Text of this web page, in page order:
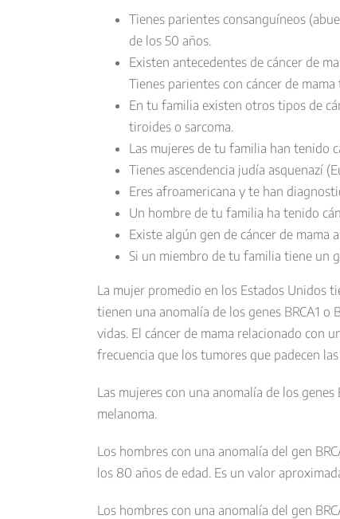
Tienes parientes consanguíneos
de los 50 años.
Existen antecedentes de cáncer de
Tienes parientes con cáncer de
En tu familia existen otros tipos de
tiroides o sarcoma.
Las mujeres de tu familia han tenido
Tienes ascendencia judía asquenazí
Eres afroamericana y te han
Un hombre de tu familia ha tenido
Existe algún gen de cáncer de mama
Si un miembro de tu familia tiene un
La mujer promedio en los Estados Unidos
tienen una anomalía de los genes BRCA1
vidas. El cáncer de mama relacionado con
frecuencia que los tumores que padecen
Las mujeres con una anomalía de los
melanoma.
Los hombres con una anomalía del gen
los 80 años de edad. Es un valor
Los hombres con una anomalía del gen